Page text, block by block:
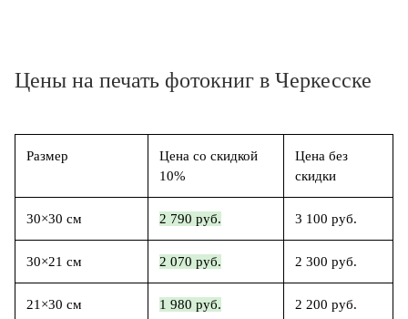
Цены на печать фотокниг в Черкесске
Размер
Цена со скидкой
10%
Цена без
скидки
30×30 см 2 790 руб. 3 100 руб.
30×21 см 2 070 руб. 2 300 руб.
21×30 см 1 980 руб. 2 200 руб.